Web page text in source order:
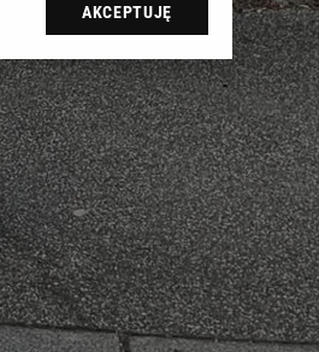
sp. z o.o., jej
danych poprzez
Zmiana ustawień
do celów identyfikacji.
pomiar reklam i treści,
AKCEPTUJĘ